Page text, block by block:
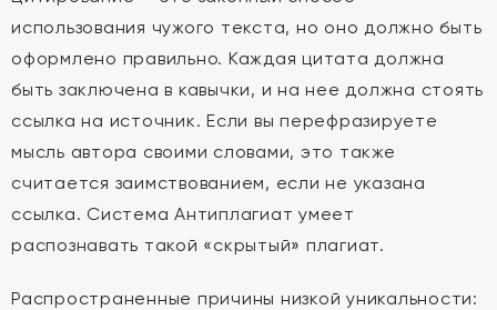
использования чужого текста, но оно должно быть
оформлено правильно. Каждая цитата должна
быть заключена в кавычки, и на нее должна стоять
ссылка на источник. Если вы перефразируете
мысль автора своими словами, это также
считается заимствованием, если не указана
ссылка. Система Антиплагиат умеет
распознавать такой «скрытый» плагиат.
Распространенные причины низкой уникальности: